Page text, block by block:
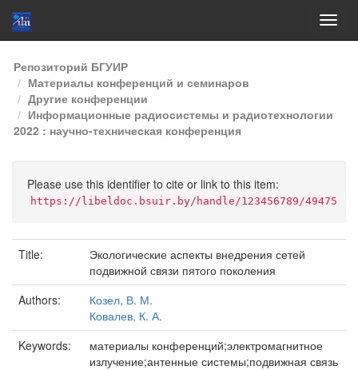
Skip
navigation
Репозиторий БГУИР
Материалы конференций и семинаров
Другие конференции
Информационные радиосистемы и радиотехнологии
2022 : научно-техническая конференция
Please use this identifier to cite or link to this item:
https://libeldoc.bsuir.by/handle/123456789/49475
Title:
Экологические аспекты внедрения сетей
подвижной связи пятого поколения
Authors:
Козел, В. М.
Ковалев, К. А.
Keywords:
материалы конференций;электромагнитное
излучение;антенные системы;подвижная связь